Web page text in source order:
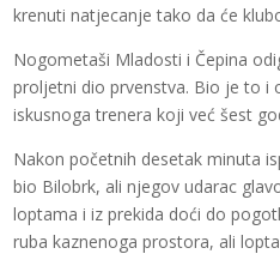
krenuti natjecanje tako da će
Nogometaši Mladosti i Čepina
proljetni dio prvenstva. Bio je to i
iskusnoga trenera koji već šest
Nakon početnih desetak minuta
bio Bilobrk, ali njegov udarac
loptama i iz prekida doći do
ruba kaznenoga prostora, ali